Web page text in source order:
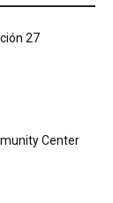
27
Center